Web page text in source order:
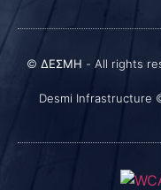
© ΔΕΣΜΗ - All rights
Desmi Infrastructure